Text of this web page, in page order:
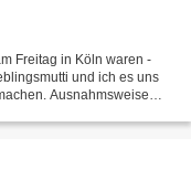
Freitag in Köln waren -
und ich es uns
Ausnahmsweise